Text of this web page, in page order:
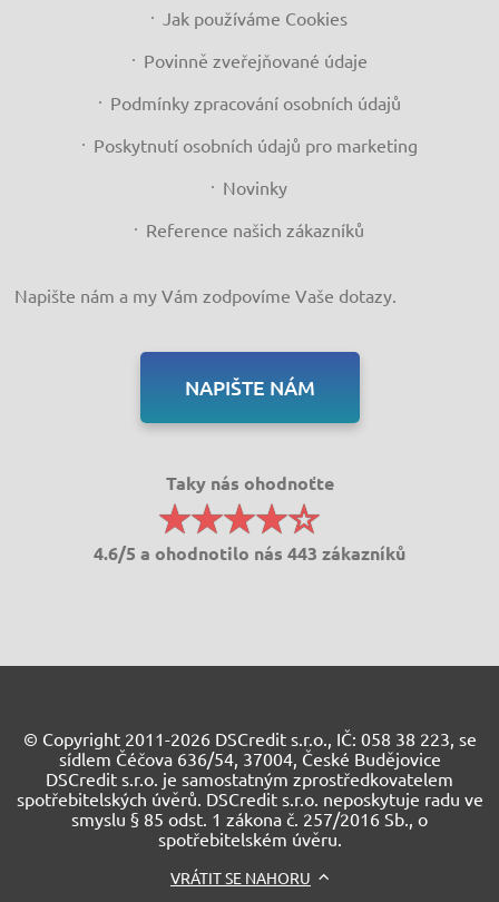
Jak používáme Cookies
Povinně zveřejňované údaje
Podmínky zpracování osobních údajů
Poskytnutí osobních údajů pro marketing
Novinky
Reference našich zákazníků
Napište nám a my Vám zodpovíme Vaše dotazy.
NAPIŠTE NÁM
Taky nás ohodnoťte
4.6/5 a ohodnotilo nás 443 zákazníků
© Copyright 2011-2026 DSCredit s.r.o., IČ: 058 38 223, se
sídlem Čéčova 636/54, 37004, České Budějovice
DSCredit s.r.o. je samostatným zprostředkovatelem
spotřebitelských úvěrů. DSCredit s.r.o. neposkytuje radu ve
smyslu § 85 odst. 1 zákona č. 257/2016 Sb., o
spotřebitelském úvěru.
VRÁTIT SE NAHORU